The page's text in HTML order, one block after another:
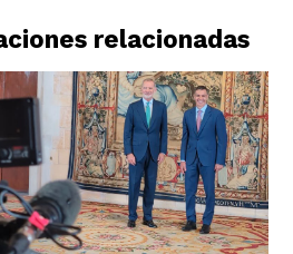
relacionadas